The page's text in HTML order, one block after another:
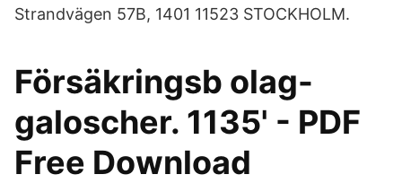
Strandvägen 57B, 1401 11523 STOCKHOLM.
Försäkringsb olag-
galoscher. 1135' - PDF
Free Download